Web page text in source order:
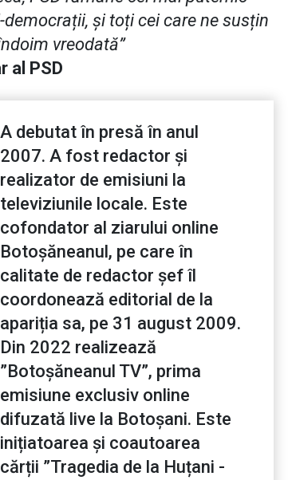
și toți cei care ne susțin
vreodată”
al PSD
A debutat în presă în anul
2007. A fost redactor și
realizator de emisiuni la
televiziunile locale. Este
cofondator al ziarului online
Botoșăneanul, pe care în
calitate de redactor șef îl
coordonează editorial de la
apariția sa, pe 31 august 2009.
Din 2022 realizează
”Botoșăneanul TV”, prima
emisiune exclusiv online
difuzată live la Botoșani. Este
inițiatoarea și coautoarea
cărții ”Tragedia de la Huțani -